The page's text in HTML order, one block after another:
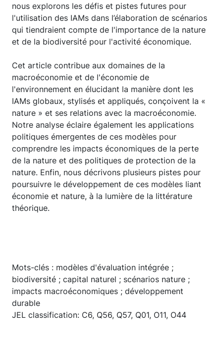
nous explorons les défis et pistes futures pour
l'utilisation des IAMs dans l’élaboration de scénarios
qui tiendraient compte de l'importance de la nature
et de la biodiversité pour l'activité économique.
Cet article contribue aux domaines de la
macroéconomie et de l'économie de
l'environnement en élucidant la manière dont les
IAMs globaux, stylisés et appliqués, conçoivent la «
nature » et ses relations avec la macroéconomie.
Notre analyse éclaire également les applications
politiques émergentes de ces modèles pour
comprendre les impacts économiques de la perte
de la nature et des politiques de protection de la
nature. Enfin, nous décrivons plusieurs pistes pour
poursuivre le développement de ces modèles liant
économie et nature, à la lumière de la littérature
théorique.
Mots-clés : modèles d'évaluation intégrée ;
biodiversité ; capital naturel ; scénarios nature ;
impacts macroéconomiques ; développement
durable
JEL classification: C6, Q56, Q57, Q01, O11, O44